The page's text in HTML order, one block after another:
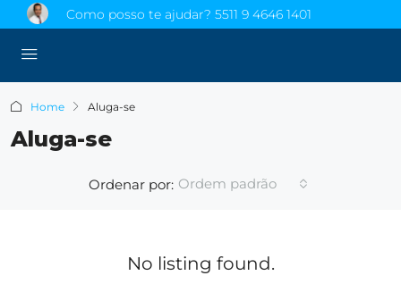
Como posso te ajudar? 5511 9 4646 1401
Home Aluga-se
Aluga-se
Ordenar por: Ordem padrão
No listing found.